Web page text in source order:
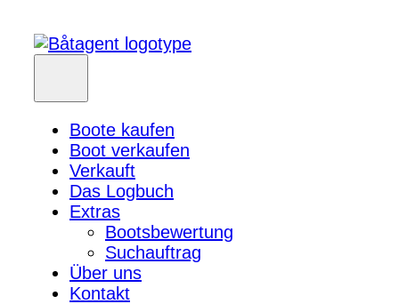
Boote kaufen
Boot verkaufen
Verkauft
Das Logbuch
Extras
Bootsbewertung
Suchauftrag
Über uns
Kontakt